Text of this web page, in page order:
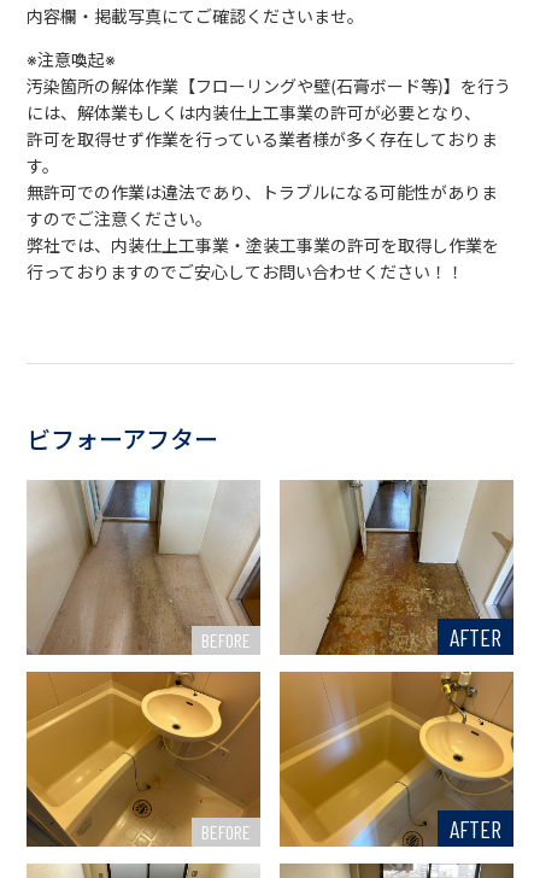
内容欄・掲載写真にてご確認くださいませ。
※注意喚起※
汚染箇所の解体作業【フローリングや壁(石膏ボード等)】を行う
には、解体業もしくは内装仕上工事業の許可が必要となり、
許可を取得せず作業を行っている業者様が多く存在しておりま
す。
無許可での作業は違法であり、トラブルになる可能性がありま
すのでご注意ください。
弊社では、内装仕上工事業・塗装工事業の許可を取得し作業を
行っておりますのでご安心してお問い合わせください！！
ビフォーアフター
BEFORE AFTER
BEFORE AFTER